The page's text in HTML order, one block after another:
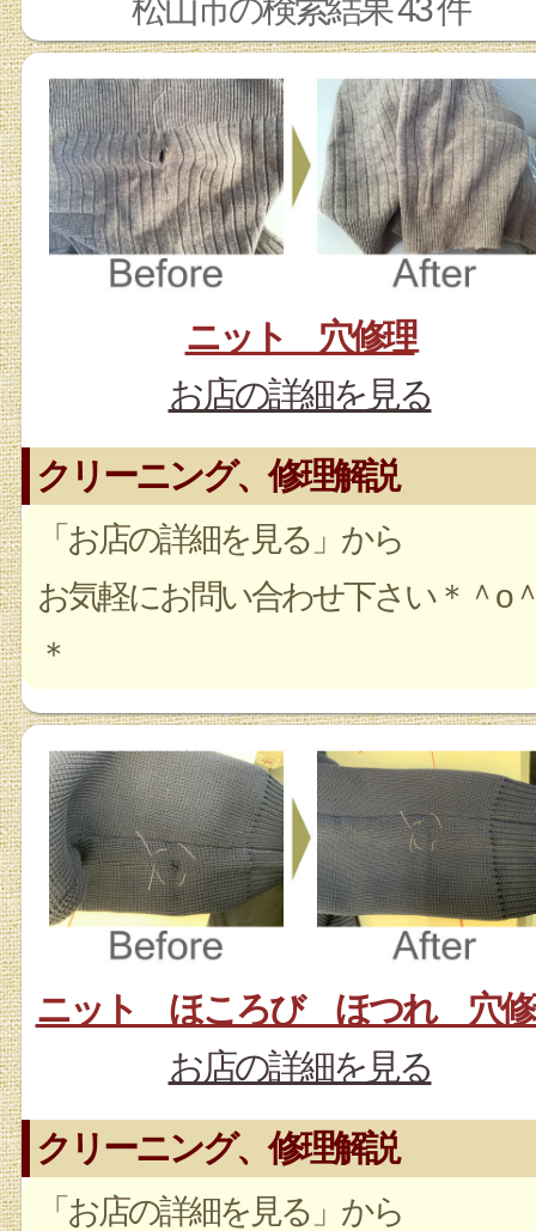
松山市の検索結果 43 件
ニット 穴修理
お店の詳細を見る
クリーニング、修理解説
「お店の詳細を見る」から
お気軽にお問い合わせ下さい＊＾o
＊
ニット ほころび ほつれ 穴修
お店の詳細を見る
クリーニング、修理解説
「お店の詳細を見る」から